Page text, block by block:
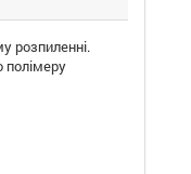
розпиленні.
полімеру